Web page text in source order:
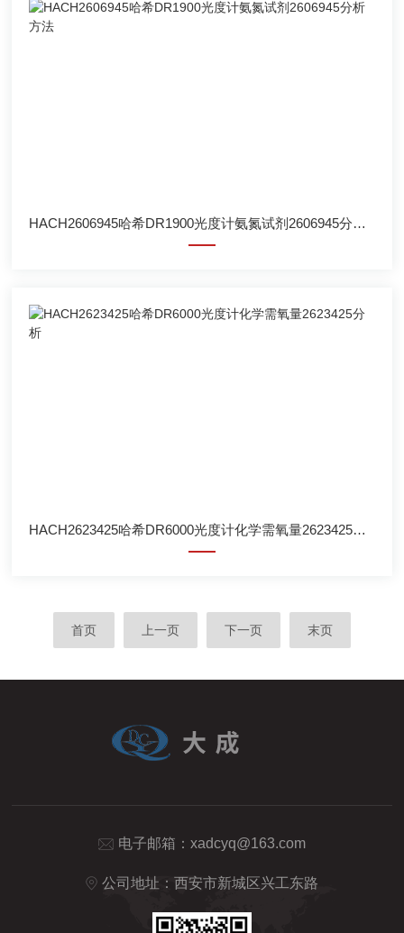
HACH2606945哈希DR1900光度计氨氮试剂2606945分析方法
HACH2623425哈希DR6000光度计化学需氧量2623425分析
首页 上一页 下一页 末页
电子邮箱： xadcyq@163.com
公司地址：西安市新城区兴工东路